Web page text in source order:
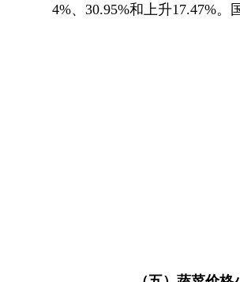
4%、30.95%和上升17.47%。